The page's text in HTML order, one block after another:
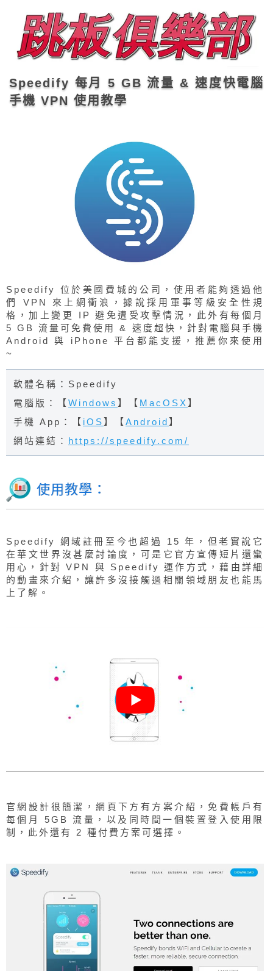
Speedify 每月 5 GB 流量 & 速度快電腦
手機 VPN 使用教學
Speedify 位於美國費城的公司，使用者能夠透過他
們 VPN 來上網衝浪，據說採用軍事等級安全性規
格，加上變更 IP 避免遭受攻擊情況，此外有每個月
5 GB 流量可免費使用 & 速度超快，針對電腦與手機
Android 與 iPhone 平台都能支援，推薦你來使用
~
軟體名稱：Speedify
電腦版：【 Windows 】【 MacOSX 】
手機 App：【 iOS 】【 Android 】
網站連結： https://speedify.com/
使用教學：
Speedify 網域註冊至今也超過 15 年，但老實說它
在華文世界沒甚麼討論度，可是它官方宣傳短片還蠻
用心，針對 VPN 與 Speedify 運作方式，藉由詳細
的動畫來介紹，讓許多沒接觸過相關領域朋友也能馬
上了解。
官網設計很簡潔，網頁下方有方案介紹，免費帳戶有
每個月 5GB 流量，以及同時間一個裝置登入使用限
制，此外還有 2 種付費方案可選擇。